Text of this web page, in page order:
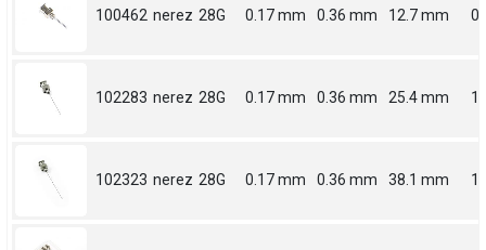
100462 nerez 28G 0.17 mm 0.36 mm 12.7 mm
102283 nerez 28G 0.17 mm 0.36 mm 25.4 mm 1
102323 nerez 28G 0.17 mm 0.36 mm 38.1 mm